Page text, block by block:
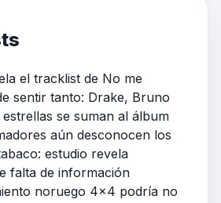
el tracklist de No me
sentir tanto: Drake, Bruno
se suman al álbum
aún desconocen los
estudio revela
falta de información
noruego 4×4 podría no